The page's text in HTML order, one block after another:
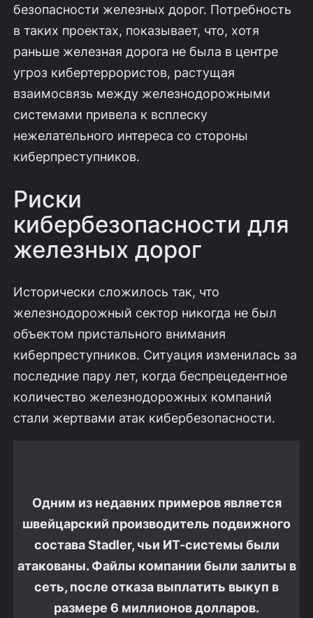
безопасности железных дорог. Потребность
в таких проектах, показывает, что, хотя
раньше железная дорога не была в центре
угроз кибертеррористов, растущая
взаимосвязь между железнодорожными
системами привела к всплеску
нежелательного интереса со стороны
киберпреступников.
Риски
кибербезопасности для
железных дорог
Исторически сложилось так, что
железнодорожный сектор никогда не был
объектом пристального внимания
киберпреступников. Ситуация изменилась за
последние пару лет, когда беспрецедентное
количество железнодорожных компаний
стали жертвами атак кибербезопасности.
Одним из недавних примеров является
швейцарский производитель подвижного
состава Stadler, чьи ИТ-системы были
атакованы. Файлы компании были залиты в
сеть, после отказа выплатить выкуп в
размере 6 миллионов долларов.